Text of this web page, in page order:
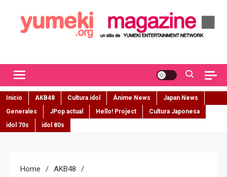
Inicio AKB48 Cultura idol Ánime News
Japan News
Generales
JPop actual Hello! Project
Cultura Japonesa
idol 70s
idol 80s
Home
AKB48